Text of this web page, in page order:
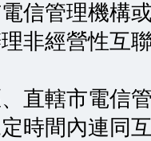
信管理機構
非經營性互
轄市電信管
時間內連同